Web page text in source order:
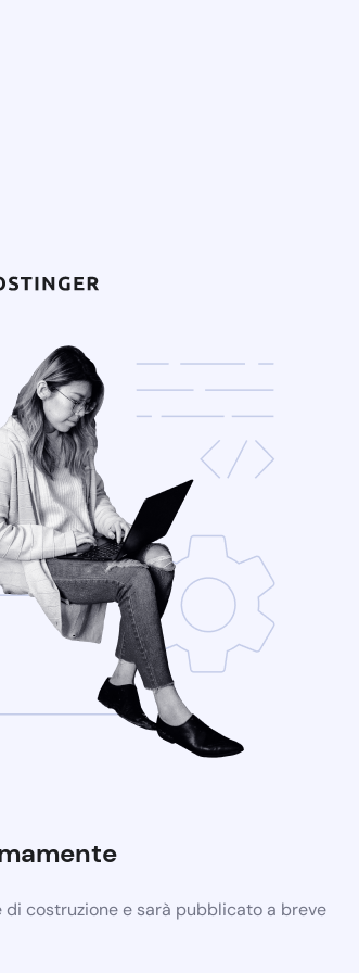
di costruzione e sarà pubblicato a breve